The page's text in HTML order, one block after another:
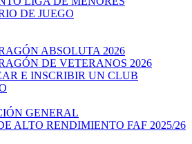
DE JUEGO
ABSOLUTA 2026
DE VETERANOS 2026
E INSCRIBIR UN CLUB
GENERAL
ALTO RENDIMIENTO FAF 2025/26